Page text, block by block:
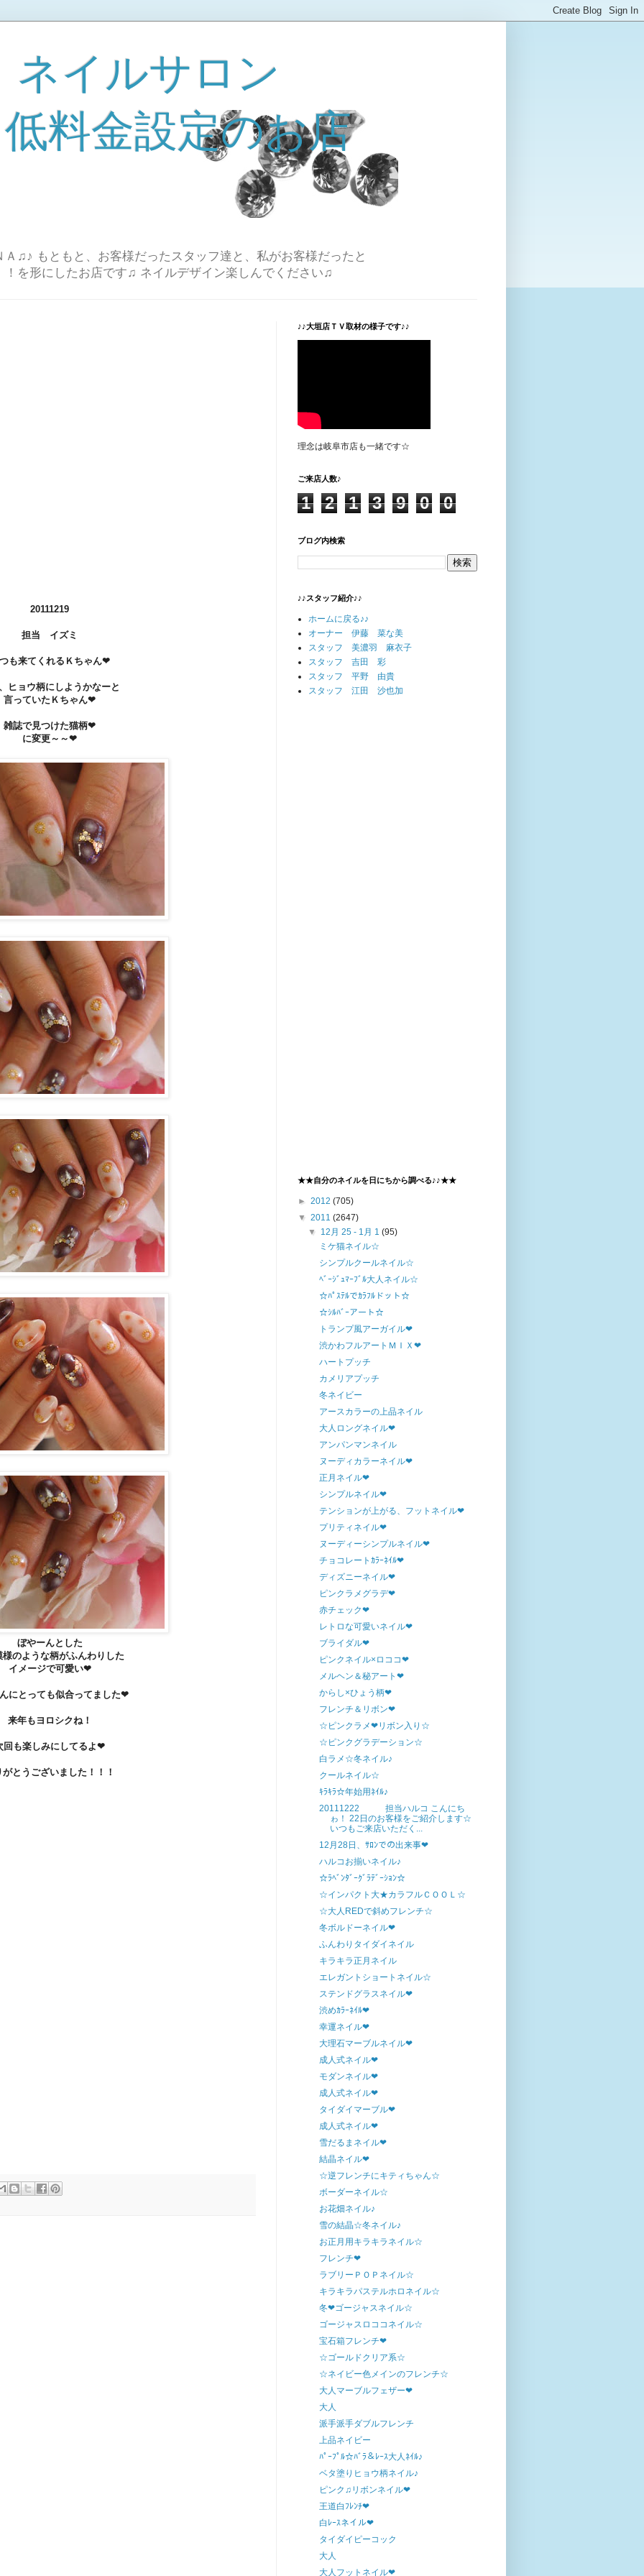
イルサロン
料金設定のお店
♫♪ もともと、お客様だったスタッフ達と、私がお客様だったと
！を形にしたお店です♫ ネイルデザイン楽しんでください♫
20111219
担当 イズミ
も来てくれるＫちゃん❤
ヒョウ柄にしようかなーと
言っていたＫちゃん❤
雑誌で見つけた猫柄❤
に変更～～❤
ぼやーんとした
様のような柄がふんわりした
イメージで可愛い❤
にとっても似合ってました❤
来年もヨロシクね！
回も楽しみにしてるよ❤
がとうございました！！！
♪♪大垣店ＴＶ取材の様子です♪♪
理念は岐阜市店も一緒です☆
ご来店人数♪
1 2 1 3 9 0 0
ブログ内検索
♪♪スタッフ紹介♪♪
ホームに戻る♪♪
オーナー 伊藤 菜な美
スタッフ 美濃羽 麻衣子
スタッフ 吉田 彩
スタッフ 平野 由貴
スタッフ 江田 沙也加
★★自分のネイルを日にちから調べる♪♪★★
► 2012 (705)
▼ 2011 (2647)
▼ 12月 25 - 1月 1(95)
ミケ猫ネイル☆
シンプルクールネイル☆
ﾍﾞｰｼﾞｭﾏｰﾌﾞﾙ大人ネイル☆
☆ﾊﾟｽﾃﾙでｶﾗﾌﾙドット☆
☆ｼﾙﾊﾞｰアート☆
トランプ風アーガイル❤
渋かわフルアートＭＩＸ❤
ハートプッチ
カメリアプッチ
冬ネイビー
アースカラーの上品ネイル
大人ロングネイル❤
アンパンマンネイル
ヌーディカラーネイル❤
正月ネイル❤
シンプルネイル❤
テンションが上がる、フットネイル❤
プリティネイル❤
ヌーディーシンプルネイル❤
チョコレートｶﾗｰﾈｲﾙ❤
ディズニーネイル❤
ピンクラメグラデ❤
赤チェック❤
レトロな可愛いネイル❤
ブライダル❤
ピンクネイル×ロココ❤
メルヘン＆秘アート❤
からし×ひょう柄❤
フレンチ＆リボン❤
☆ピンクラメ❤リボン入り☆
☆ピンクグラデーション☆
白ラメ☆冬ネイル♪
クールネイル☆
ｷﾗｷﾗ☆年始用ﾈｲﾙ♪
20111222 担当ハルコ こんにち
ゎ！ 22日のお客様をご紹介します☆
いつもご来店いただく...
12月28日、ｻﾛﾝでの出来事❤
ハルコお揃いネイル♪
☆ﾗﾍﾞﾝﾀﾞｰｸﾞﾗﾃﾞｰｼｮﾝ☆
☆インパクト大★カラフルＣＯＯＬ☆
☆大人REDで斜めフレンチ☆
冬ボルドーネイル❤
ふんわりタイダイネイル
キラキラ正月ネイル
エレガントショートネイル☆
ステンドグラスネイル❤
渋めｶﾗｰﾈｲﾙ❤
幸運ネイル❤
大理石マーブルネイル❤
成人式ネイル❤
モダンネイル❤
成人式ネイル❤
タイダイマーブル❤
成人式ネイル❤
雪だるまネイル❤
結晶ネイル❤
☆逆フレンチにキティちゃん☆
ボーダーネイル☆
お花畑ネイル♪
雪の結晶☆冬ネイル♪
お正月用キラキラネイル☆
フレンチ❤
ラブリーＰＯＰネイル☆
キラキラパステルホロネイル☆
冬❤ゴージャスネイル☆
ゴージャスロココネイル☆
宝石箱フレンチ❤
☆ゴールドクリア系☆
☆ネイビー色メインのフレンチ☆
大人マーブルフェザー❤
大人
派手派手ダブルフレンチ
上品ネイビー
ﾊﾟｰﾌﾟﾙ☆ﾊﾞﾗ＆ﾚｰｽ大人ﾈｲﾙ♪
ベタ塗りヒョウ柄ネイル♪
ピンク♫リボンネイル❤
王道白ﾌﾚﾝﾁ❤
白ﾚｰｽネイル❤
タイダイピーコック
大人
大人フットネイル❤